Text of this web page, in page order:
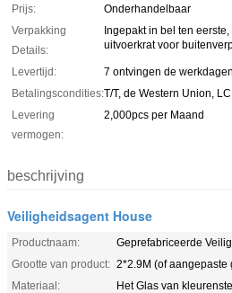
Prijs:
Onderhandelbaar
Verpakking
Details:
Ingepakt in bel ten
uitvoerkrat voor
Levertijd:
7 ontvingen de
Betalingscondities:T/T, de Western Union,
Levering
vermogen:
2,000pcs per Maand
beschrijving
Veiligheidsagent House
Productnaam:
Geprefabriceerde
Grootte van product: 2*2.9M (of aangepaste
Materiaal:
Het Glas van